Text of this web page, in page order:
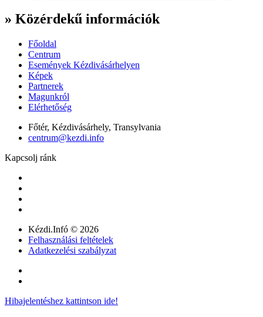
» Közérdekű információk
Főoldal
Centrum
Események Kézdivásárhelyen
Képek
Partnerek
Magunkról
Elérhetőség
Főtér, Kézdivásárhely, Transylvania
centrum@kezdi.info
Kapcsolj ránk
Kézdi.Infó © 2026
Felhasználási feltételek
Adatkezelési szabályzat
Hibajelentéshez kattintson ide!